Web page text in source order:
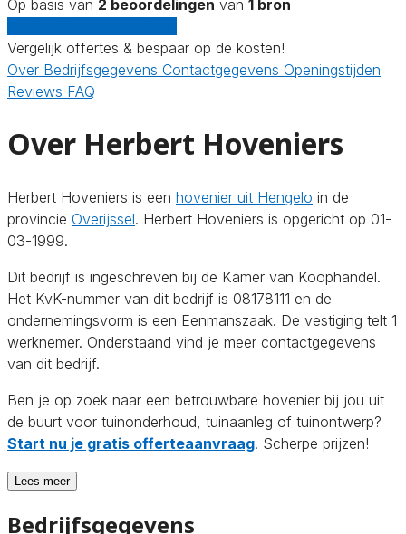
Op basis van 2 beoordelingen van 1 bron
Vergelijk offertes & bespaar op de kosten!
Over Bedrijfsgegevens Contactgegevens Openingstijden
Reviews FAQ
Over Herbert Hoveniers
Herbert Hoveniers is een hovenier uit Hengelo in de
provincie Overijssel. Herbert Hoveniers is opgericht op 01-
03-1999.
Dit bedrijf is ingeschreven bij de Kamer van Koophandel.
Het KvK-nummer van dit bedrijf is 08178111 en de
ondernemingsvorm is een Eenmanszaak. De vestiging telt 1
werknemer. Onderstaand vind je meer contactgegevens
van dit bedrijf.
Ben je op zoek naar een betrouwbare hovenier bij jou uit
de buurt voor tuinonderhoud, tuinaanleg of tuinontwerp?
Start nu je gratis offerteaanvraag. Scherpe prijzen!
Lees meer
Bedrijfsgegevens